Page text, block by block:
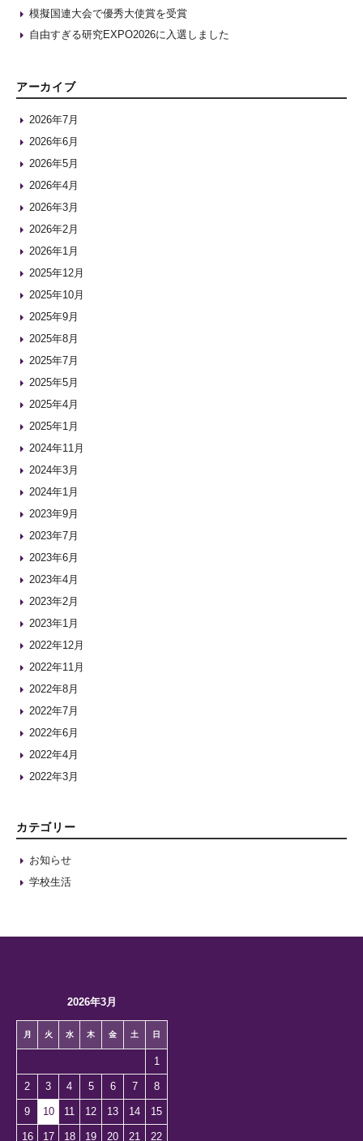
模擬国連大会で優秀大使賞を受賞
自由すぎる研究EXPO2026に入選しました
アーカイブ
2026年7月
2026年6月
2026年5月
2026年4月
2026年3月
2026年2月
2026年1月
2025年12月
2025年10月
2025年9月
2025年8月
2025年7月
2025年5月
2025年4月
2025年1月
2024年11月
2024年3月
2024年1月
2023年9月
2023年7月
2023年6月
2023年4月
2023年2月
2023年1月
2022年12月
2022年11月
2022年8月
2022年7月
2022年6月
2022年4月
2022年3月
カテゴリー
お知らせ
学校生活
2026年3月
月 火 水 木 金 土 日
1
2 3 4 5 6 7 8
9 10 11 12 13 14 15
16 17 18 19 20 21 22